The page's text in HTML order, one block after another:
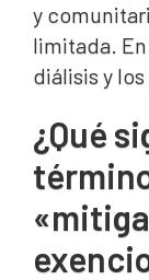
y
limitada.
diálisis y
¿Qué